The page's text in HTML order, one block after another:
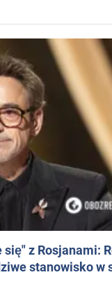
z Rosjanami:
stanowisko w